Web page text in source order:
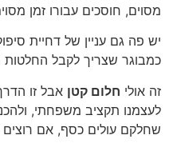
מסוים, חוסכים עבורו זמן
יש פה גם עניין של דחיית
כמבוגר שצריך לקבל החלטות
זה אולי חלום קטן אבל זו
לעצמנו תקציב משפחתי,
שחלקם עולים כסף, אם